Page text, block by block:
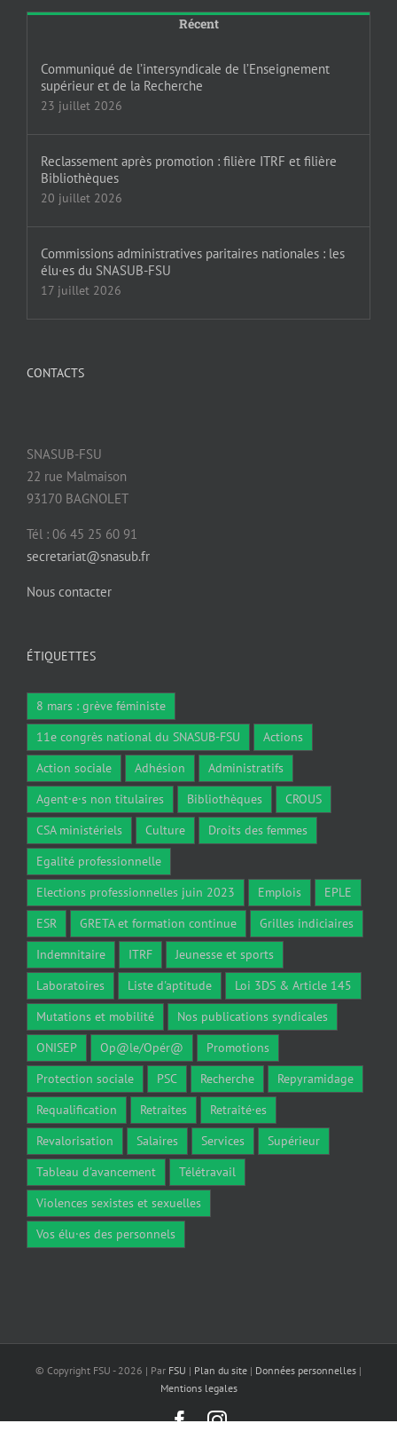
Récent
Communiqué de l’intersyndicale de l’Enseignement
supérieur et de la Recherche
23 juillet 2026
Reclassement après promotion : filière ITRF et filière
Bibliothèques
20 juillet 2026
Commissions administratives paritaires nationales : les
élu·es du SNASUB-FSU
17 juillet 2026
CONTACTS
SNASUB-FSU
22 rue Malmaison
93170 BAGNOLET
Tél : 06 45 25 60 91
secretariat@snasub.fr
Nous contacter
ÉTIQUETTES
8 mars : grève féministe
11e congrès national du SNASUB-FSU
Actions
Action sociale
Adhésion
Administratifs
Agent·e·s non titulaires
Bibliothèques
CROUS
CSA ministériels
Culture
Droits des femmes
Egalité professionnelle
Elections professionnelles juin 2023
Emplois
EPLE
ESR
GRETA et formation continue
Grilles indiciaires
Indemnitaire
ITRF
Jeunesse et sports
Laboratoires
Liste d'aptitude
Loi 3DS & Article 145
Mutations et mobilité
Nos publications syndicales
ONISEP
Op@le/Opér@
Promotions
Protection sociale
PSC Recherche
Repyramidage
Requalification
Retraites
Retraité·es
Revalorisation
Salaires Services
Supérieur
Tableau d'avancement
Télétravail
Violences sexistes et sexuelles
Vos élu·es des personnels
© Copyright FSU - 2026 | Par FSU | Plan du site | Données personnelles |
Mentions legales
FacebookInstagram